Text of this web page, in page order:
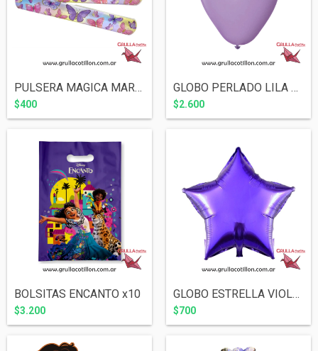
PULSERA MAGICA MARIPOSAS
$400
GLOBO PERLADO LILA 12" x10
$2.600
BOLSITAS ENCANTO x10
$3.200
GLOBO ESTRELLA VIOLETA 18"
$700